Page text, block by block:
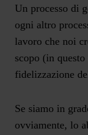
Un processo di
ogni altro
lavoro che noi
scopo (in
fidelizzazione
Se siamo in
ovviamente, lo